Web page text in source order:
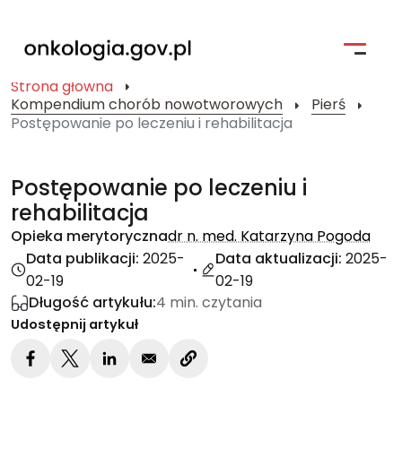
Strona główna
Pacjent i jego bliscy
Kompendium Chorób Nowotworowych
Badania kliniczne
Narodowa Strategia Onkologiczna
Wyszukiwarka
Strona główna
Kompendium chorób nowotworowych
Pierś
Postępowanie po leczeniu i rehabilitacja
Postępowanie po leczeniu i
rehabilitacja
Opieka merytorycznadr n. med. Katarzyna Pogoda
Data publikacji: 2025-
02-19
Data aktualizacji:2025-
02-19
Długość artykułu:4 min. czytania
Udostępnij artykuł